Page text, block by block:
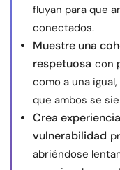
fluyan para que
conectados.
Muestre una
respetuosa con
como a una
que ambos se
Crea
vulnerabilidad
abriéndose